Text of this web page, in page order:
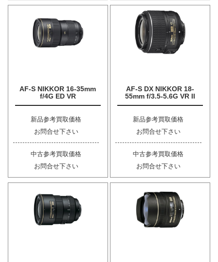
AF-S NIKKOR 16-35mm
f/4G ED VR
新品参考買取価格
お問合せ下さい
中古参考買取価格
お問合せ下さい
AF-S DX NIKKOR 18-
55mm f/3.5-5.6G VR II
新品参考買取価格
お問合せ下さい
中古参考買取価格
お問合せ下さい